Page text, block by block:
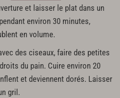
et laisser le plat dans un
environ 30 minutes,
en volume.
des ciseaux, faire des petites
du pain. Cuire environ 20
et deviennent dorés. Laisser
gril.